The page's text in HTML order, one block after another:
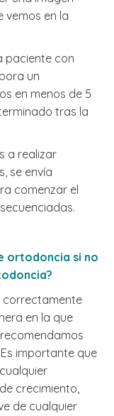
vemos en la
paciente con
un
en menos de 5
tras la
a realizar
se envía
comenzar el
ortodoncia si no
correctamente
en la que
importante que
crecimiento,
de cualquier